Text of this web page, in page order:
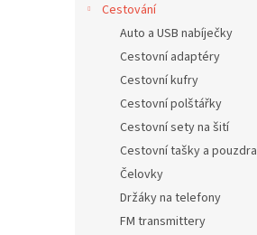
Cestování
Auto a USB nabíječky
Cestovní adaptéry
Cestovní kufry
Cestovní polštářky
Cestovní sety na šití
Cestovní tašky a pouzdra
Čelovky
Držáky na telefony
FM transmittery